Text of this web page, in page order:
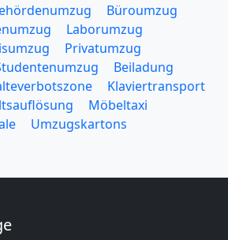
Büroumzug
Laborumzug
Privatumzug
Beiladung
Klaviertransport
Möbeltaxi
Umzugskartons